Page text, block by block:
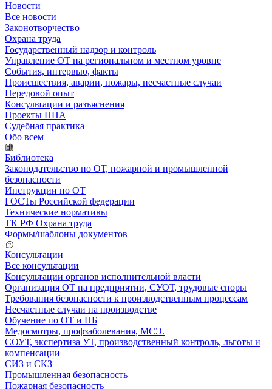
Новости
Все новости
Законотворчество
Охрана труда
Государственный надзор и контроль
Управление ОТ на региональном и местном уровне
События, интервью, факты
Происшествия, аварии, пожары, несчастные случаи
Передовой опыт
Консультации и разъяснения
Проекты НПА
Судебная практика
Обо всем
Библиотека
Законодательство по ОТ, пожарной и промышленной
безопасности
Инструкции по ОТ
ГОСТы Российской федерации
Технические нормативы
ТК РФ Охрана труда
Формы/шаблоны документов
Консультации
Все консультации
Консультации органов исполнительной власти
Организация ОТ на предприятии, СУОТ, трудовые споры
Требования безопасности к производственным процессам
Несчастные случаи на производстве
Обучение по ОТ и ПБ
Медосмотры, профзаболевания, МСЭ.
СОУТ, экспертиза УТ, производственный контроль, льготы и
компенсации
СИЗ и СКЗ
Промышленная безопасность
Пожарная безопасность